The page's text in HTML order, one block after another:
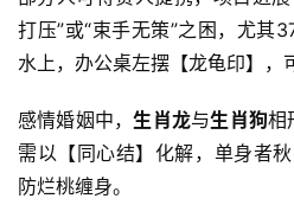
打压”或“束手无策”之困，尤其
水上，办公桌左摆【龙龟印】，
感情婚姻中，生肖龙与生肖狗相
需以【同心结】化解，单身者
防烂桃缠身。